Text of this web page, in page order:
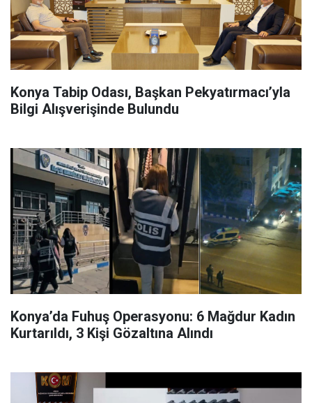
Konya Tabip Odası, Başkan Pekyatırmacı’yla
Bilgi Alışverişinde Bulundu
Konya’da Fuhuş Operasyonu: 6 Mağdur Kadın
Kurtarıldı, 3 Kişi Gözaltına Alındı